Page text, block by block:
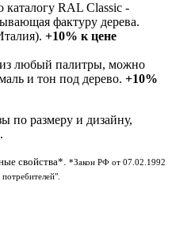
RAL Classic -
фактуру дерева.
+10% к цене
любый палитры, можно
и тон под дерево. +10%
по размеру и дизайну,
свойства*.
*Закон РФ от 07.02.1992